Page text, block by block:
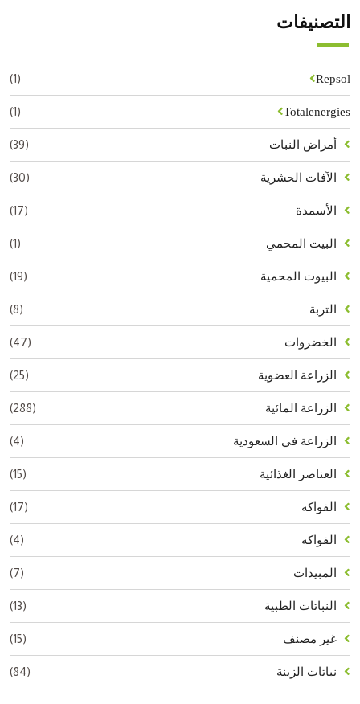
التصنيفات
Repsol
(1)
Totalenergies
(1)
أمراض النبات (39)
الآفات الحشرية (30)
الأسمدة (17)
البيت المحمي (1)
البيوت المحمية (19)
التربة (8)
الخضروات (47)
الزراعة العضوية (25)
الزراعة المائية (288)
الزراعة في السعودية (4)
العناصر الغذائية (15)
الفواكه (17)
الفواكه (4)
المبيدات (7)
النباتات الطبية (13)
غير مصنف (15)
نباتات الزينة (84)